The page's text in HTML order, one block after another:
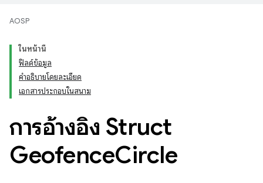
AOSP
ในหน้านี้
ฟิลด์ข้อมูล
คำอธิบายโดยละเอียด
เอกสารประกอบในสนาม
การอ้างอิง Struct
GeofenceCircle